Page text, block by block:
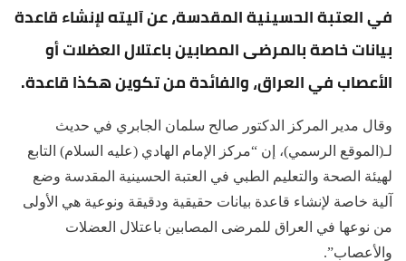
في العتبة الحسينية المقدسة، عن آليته لإنشاء قاعدة
بيانات خاصة بالمرضى المصابين باعتلال العضلات أو
الأعصاب في العراق، والفائدة من تكوين هكذا قاعدة.
وقال مدير المركز الدكتور صالح سلمان الجابري في حديث
لـ(الموقع الرسمي)، إن “مركز الإمام الهادي (عليه السلام) التابع
لهيئة الصحة والتعليم الطبي في العتبة الحسينية المقدسة وضع
آلية خاصة لإنشاء قاعدة بيانات حقيقية ودقيقة ونوعية هي الأولى
من نوعها في العراق للمرضى المصابين باعتلال العضلات
والأعصاب”.